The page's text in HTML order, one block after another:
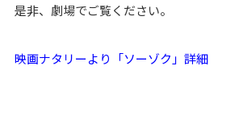
是非、劇場でご覧ください。
映画ナタリーより「ソーゾク」詳細